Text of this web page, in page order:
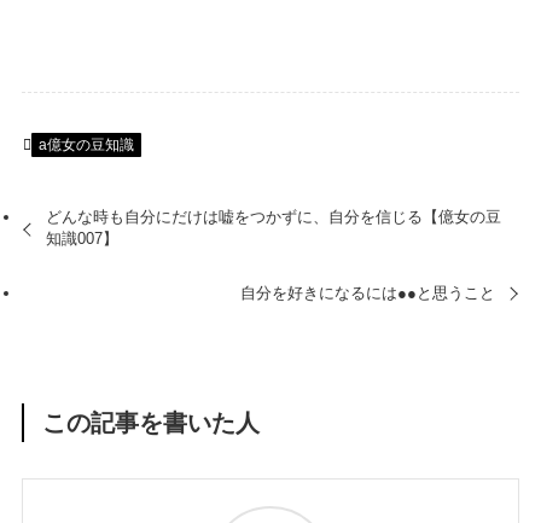
a億女の豆知識
どんな時も自分にだけは嘘をつかずに、自分を信じる【億女の豆
知識007】
自分を好きになるには●●と思うこと
この記事を書いた人